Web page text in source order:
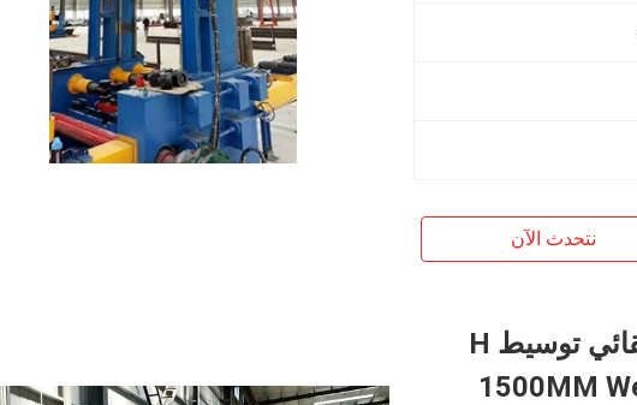
نتحدث الآن
HZL-1500 الهيدروليكية التلقائي توسيط H